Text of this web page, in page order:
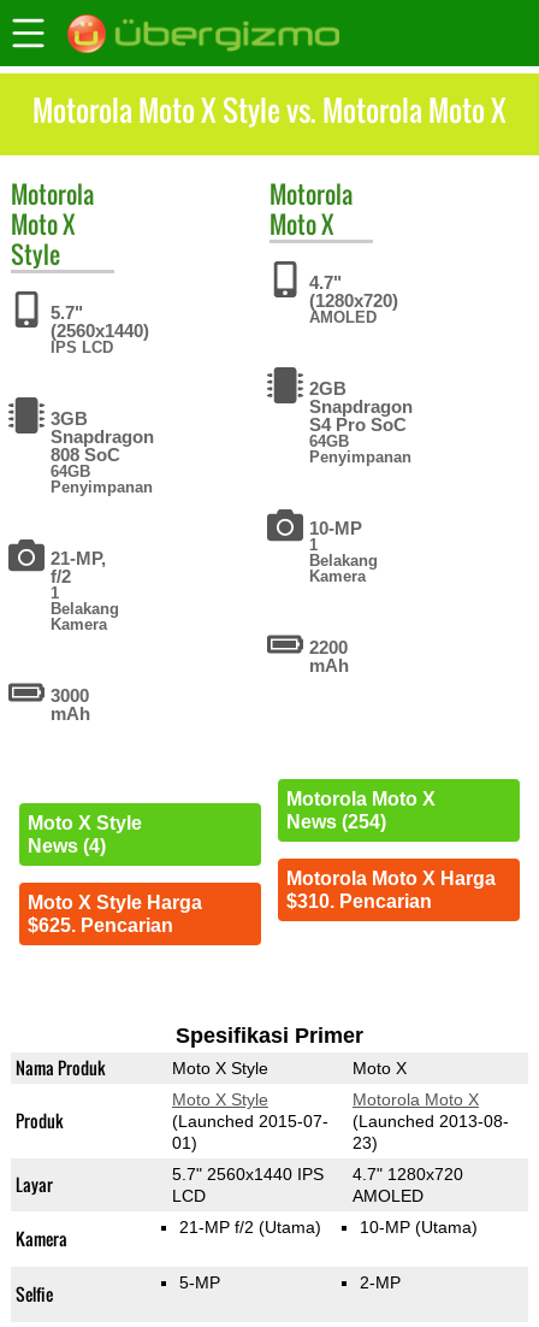
Motorola Moto X Style vs. Motorola Moto X
Motorola
Moto X
Style
5.7"
(2560x1440)
IPS LCD
3GB
Snapdragon
808 SoC
64GB
Penyimpanan
21-MP,
f/2
1
Belakang
Kamera
3000
mAh
Moto X Style
News (4)
Moto X Style Harga
$625. Pencarian
Motorola
Moto X
4.7"
(1280x720)
AMOLED
2GB
Snapdragon
S4 Pro SoC
64GB
Penyimpanan
10-MP
1
Belakang
Kamera
2200
mAh
Motorola Moto X
News (254)
Motorola Moto X Harga
$310. Pencarian
Spesifikasi Primer
Nama Produk Moto X Style Moto X
Produk
Moto X Style
(Launched 2015-07-
01)
Motorola Moto X
(Launched 2013-08-
23)
Layar
5.7" 2560x1440 IPS
LCD
4.7" 1280x720
AMOLED
Kamera 21-MP f/2 (Utama) 10-MP (Utama)
Selfie 5-MP 2-MP